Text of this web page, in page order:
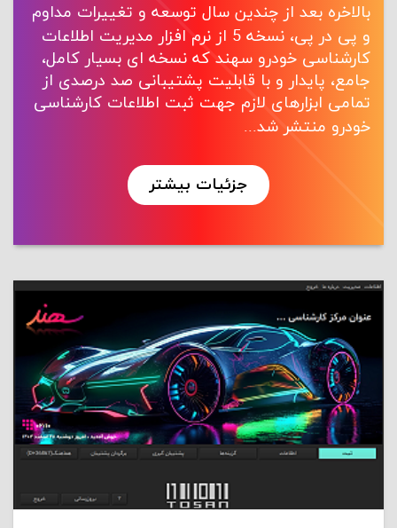
بالاخره بعد از چندین سال توسعه و تغییرات مداوم
و پی در پی، نسخه 5 از نرم افزار مدیریت اطلاعات
کارشناسی خودرو سهند که نسخه ای بسیار کامل،
جامع، پایدار و با قابلیت پشتیبانی صد درصدی از
تمامی ابزارهای لازم جهت ثبت اطلاعات کارشناسی
خودرو منتشر شد...
جزئیات بیشتر